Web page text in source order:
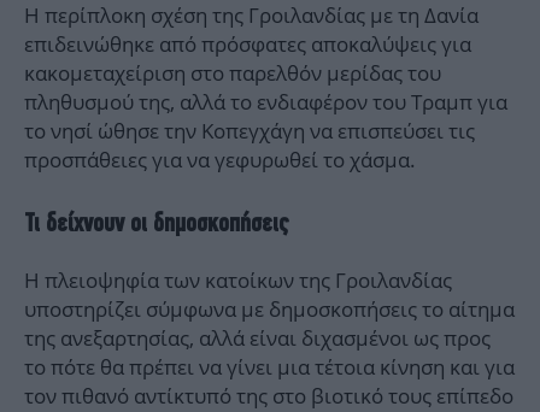
Η περίπλοκη σχέση της Γροιλανδίας με τη Δανία
επιδεινώθηκε από πρόσφατες αποκαλύψεις για
κακομεταχείριση στο παρελθόν μερίδας του
πληθυσμού της, αλλά το ενδιαφέρον του Τραμπ για
το νησί ώθησε την Κοπεγχάγη να επισπεύσει τις
προσπάθειες για να γεφυρωθεί το χάσμα.
Τι δείχνουν οι δημοσκοπήσεις
Η πλειοψηφία των κατοίκων της Γροιλανδίας
υποστηρίζει σύμφωνα με δημοσκοπήσεις το αίτημα
της ανεξαρτησίας, αλλά είναι διχασμένοι ως προς
το πότε θα πρέπει να γίνει μια τέτοια κίνηση και για
τον πιθανό αντίκτυπό της στο βιοτικό τους επίπεδο